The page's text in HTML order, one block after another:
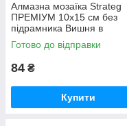
Алмазна мозаїка Strateg
ПРЕМІУМ 10х15 см без
підрамника Вишня в
водяному відображенні
(YAB20791)
Готово до відправки
84 ₴
Купити